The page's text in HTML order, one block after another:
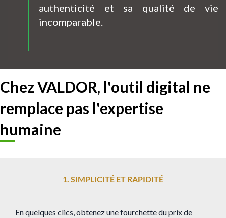
authenticité et sa qualité de vie
incomparable.
Chez VALDOR, l'outil digital ne
remplace pas l'expertise
humaine
1. SIMPLICITÉ ET RAPIDITÉ
En quelques clics, obtenez une fourchette du prix de